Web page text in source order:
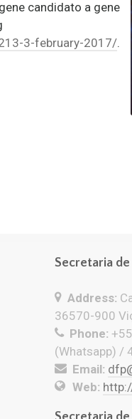
candidato a gene
3-february-2017/.
Secretaria
Address:
36570-900
Phone:
(Whatsapp) /
Email:
Web: